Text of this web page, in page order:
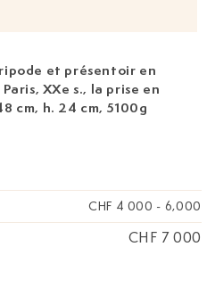
et présentoir en
XXe s.,
cm, h. 24 cm, 5100g
CHF 4 000 - 6,000
CHF 7 000